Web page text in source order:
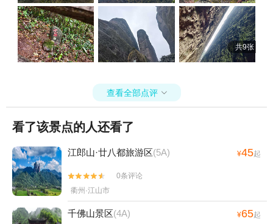
共9张
查看全部点评 
看了该景点的人还看了
江郎山·廿八都旅游区(5A) ¥45起


0条评论
衢州·江山市
千佛山景区(4A) ¥65起